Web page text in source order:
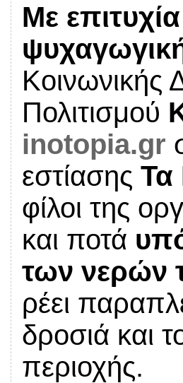
Με
Κοινωνικής
Πολιτισμού
inotopia.gr
εστίασης Τα
φίλοι της
και ποτά
των νερών
ρέει
δροσιά και
περιοχής.